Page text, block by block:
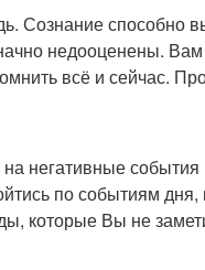
Сознание способно
недооценены. Вам
всё и сейчас.
негативные события
по событиям дня,
которые Вы не